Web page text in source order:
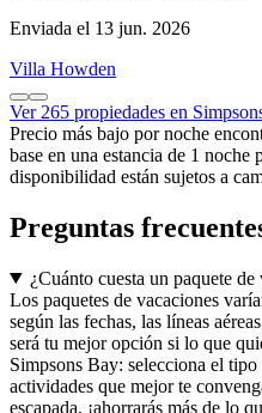
Enviada el 13 jun. 2026
Villa Howden
Ver 265 propiedades en
Precio más bajo por noche
base en una estancia de 1
disponibilidad están sujetos a
Preguntas
¿Cuánto cuesta un paquete
Los paquetes de vacaciones
según las fechas, las líneas
será tu mejor opción si lo que
Simpsons Bay: selecciona el
actividades que mejor te
escapada, ¡ahorrarás más de lo